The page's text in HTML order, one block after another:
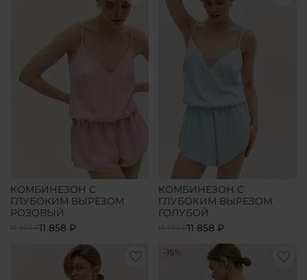
КОМБИНЕЗОН С
ГЛУБОКИМ ВЫРЕЗОМ
РОЗОВЫЙ
13 950 ₽11 858 ₽
КОМБИНЕЗОН С
ГЛУБОКИМ ВЫРЕЗОМ
ГОЛУБОЙ
13 950 ₽11 858 ₽
-15%